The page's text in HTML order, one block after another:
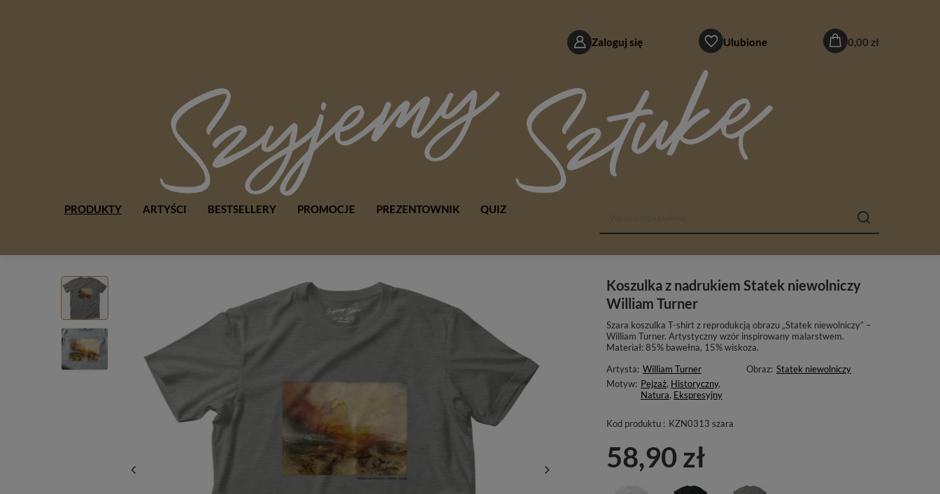
Zaloguj się Ulubione 0,00 zł
PRODUKTY ARTYŚCI BESTSELLERY PROMOCJE PREZENTOWNIK QUIZ
Koszulka z nadrukiem Statek niewolniczy
William Turner
Szara koszulka T-shirt z reprodukcją obrazu „Statek niewolniczy” –
William Turner. Artystyczny wzór inspirowany malarstwem.
Materiał: 85% bawełna, 15% wiskoza.
Artysta: William Turner Obraz: Statek niewolniczy
Motyw: Pejzaż, Historyczny,
Natura, Ekspresyjny
Kod produktu : KZN0313 szara
58,90 zł